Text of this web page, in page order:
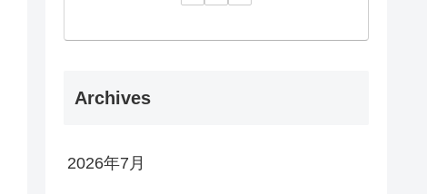
Archives
2026年7月